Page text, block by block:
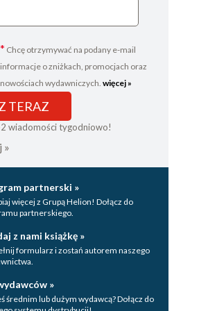
daje poznanie, jaki jest styl
wyjście z gry relacyjnej
Trzy stany w naszych relacjach: model
głasków
miłości
przed znalezieniem tego, czego
dorosłej oraz z punktu widzenia
* Chcę otrzymywać na podany e-mail
informacje o zniżkach, promocjach oraz
nowościach wydawniczych. więcej »
TERAZ
2 wiadomości tygodniowo!
»
partnerski »
więcej z Grupą Helion! Dołącz do
partnerskiego.
z nami książkę »
formularz i zostań autorem naszego
»
średnim lub dużym wydawcą? Dołącz do